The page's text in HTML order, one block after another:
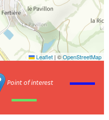
Leaflet | ©OpenStreetMap
Point of interest